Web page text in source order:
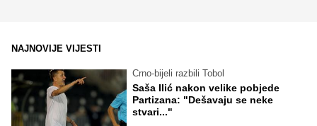
NAJNOVIJE VIJESTI
Crno-bijeli razbili Tobol
Saša Ilić nakon velike pobjede
Partizana: "Dešavaju se neke
stvari..."